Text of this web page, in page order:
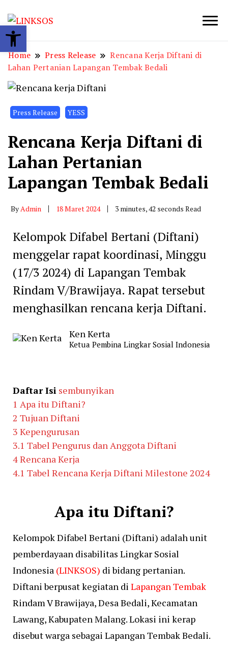
Home Press Release
Rencana Kerja Diftani di
Lahan Pertanian Lapangan Tembak Bedali
Press Release YESS
Rencana Kerja Diftani di
Lahan Pertanian
Lapangan Tembak Bedali
ByAdmin 18 Maret 2024 3 minutes, 42 seconds Read
Kelompok Difabel Bertani (Diftani)
menggelar rapat koordinasi, Minggu
(17/3 2024) di Lapangan Tembak
Rindam V/Brawijaya. Rapat tersebut
menghasilkan rencana kerja Diftani.
Ken Kerta
Ketua Pembina Lingkar Sosial Indonesia
Daftar Isi sembunyikan
1 Apa itu Diftani?
2 Tujuan Diftani
3 Kepengurusan
3.1 Tabel Pengurus dan Anggota Diftani
4Rencana Kerja
4.1 Tabel Rencana Kerja Diftani Milestone 2024
Apa itu Diftani?
Kelompok Difabel Bertani (Diftani) adalah unit
pemberdayaan disabilitas Lingkar Sosial
Indonesia (LINKSOS) di bidang pertanian.
Diftani berpusat kegiatan di Lapangan Tembak
Rindam V Brawijaya, Desa Bedali, Kecamatan
Lawang, Kabupaten Malang. Lokasi ini kerap
disebut warga sebagai Lapangan Tembak Bedali.
Open toolbar